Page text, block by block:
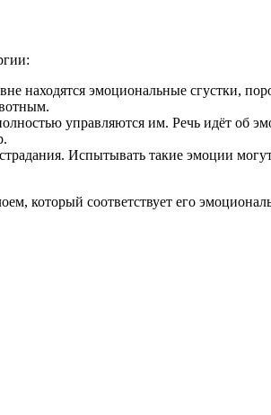
находятся эмоциональные сгустки,
управляются им. Речь идёт об
Испытывать такие эмоции
который соответствует его